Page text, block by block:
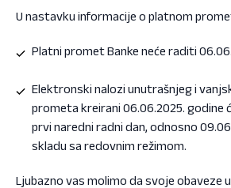
U nastavku informacije o platnom
Platni promet Banke neće raditi
Elektronski nalozi unutrašnjeg i
prometa kreirani 06.06.2025. godine
prvi naredni radni dan, odnosno
skladu sa redovnim režimom.
Ljubazno vas molimo da svoje obaveze